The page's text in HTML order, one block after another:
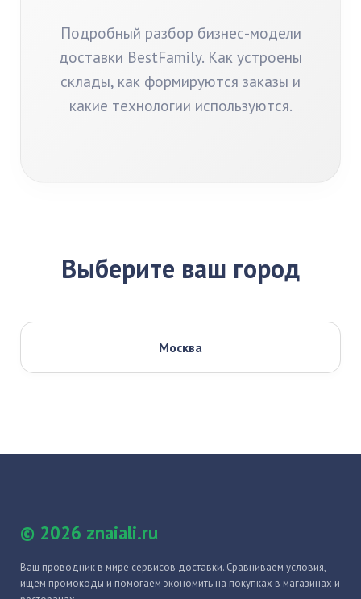
Подробный разбор бизнес-модели
доставки BestFamily. Как устроены
склады, как формируются заказы и
какие технологии используются.
Выберите ваш город
Москва
© 2026 znaiali.ru
Ваш проводник в мире сервисов доставки. Сравниваем условия,
ищем промокоды и помогаем экономить на покупках в магазинах и